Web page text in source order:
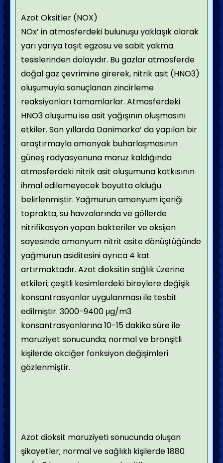
Azot Oksitler (NOX)
NOx’ in atmosferdeki bulunuşu yaklaşık olarak
yarı yarıya taşıt egzosu ve sabit yakma
tesislerinden dolayıdır. Bu gazlar atmosferde
doğal gaz çevrimine girerek, nitrik asit (HNO3)
oluşumuyla sonuçlanan zincirleme
reaksiyonları tamamlarlar. Atmosferdeki
HNO3 oluşumu ise asit yağışının oluşmasını
etkiler. Son yıllarda Danimarka’ da yapılan bir
araştırmayla amonyak buharlaşmasının
güneş radyasyonuna maruz kaldığında
atmosferdeki nitrik asit oluşumuna katkısının
ihmal edilemeyecek boyutta olduğu
belirlenmiştir. Yağmurun amonyum içeriği
toprakta, su havzalarında ve göllerde
nitrifikasyon yapan bakteriler ve oksijen
sayesinde amonyum nitrit asite dönüştüğünde
yağmurun asiditesini ayrıca 4 kat
artırmaktadır. Azot dioksitin sağlık üzerine
etkileri; çeşitli kesimlerdeki bireylere değişik
konsantrasyonlar uygulanması ile tesbit
edilmiştir. 3000-9400 μg/m3
konsantrasyonlarına 10-15 dakika süre ile
maruziyet sonucunda; normal ve bronşitli
kişilerde akciğer fonksiyon değişimleri
gözlenmiştir.
Azot dioksit maruziyeti sonucunda oluşan
şikayetler; normal ve sağlıklı kişilerde 1880